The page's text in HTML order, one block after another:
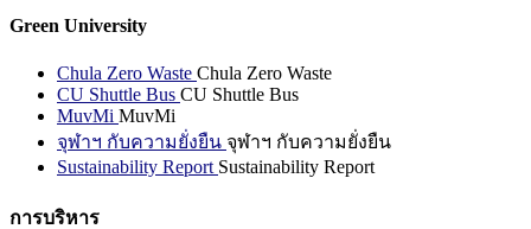
Green University
Chula Zero Waste Chula Zero Waste
CU Shuttle Bus CU Shuttle Bus
MuvMi MuvMi
จุฬาฯ กับความยั่งยืน จุฬาฯ กับความยั่งยืน
Sustainability Report Sustainability Report
การบริหาร